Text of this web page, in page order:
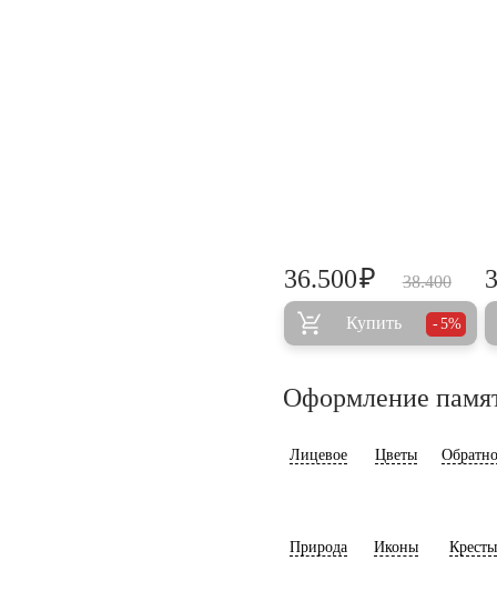
38.400
36.500₽
Купить 5%
Оформление
Лицевое Цветы
Природа Иконы Кресты